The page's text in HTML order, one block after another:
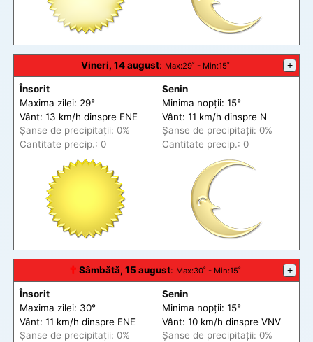
Vineri, 14 august: Max:29˚ - Min:15˚ +
Însorit
Maxima zilei: 29°
Vânt: 13 km/h dinspre ENE
Șanse de precipitații: 0%
Cantitate precip.: 0
Senin
Minima nopții: 15°
Vânt: 11 km/h dinspre N
Șanse de precipitații: 0%
Cantitate precip.: 0
🕆 Sâmbătă, 15 august: Max:30˚ - Min:15˚ +
Însorit
Maxima zilei: 30°
Vânt: 11 km/h dinspre ENE
Șanse de precipitații: 0%
Senin
Minima nopții: 15°
Vânt: 10 km/h dinspre VNV
Șanse de precipitații: 0%